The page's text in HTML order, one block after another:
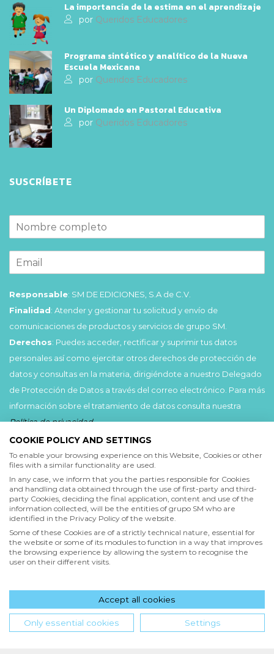
La importancia de la estima en el aprendizaje
por Queridos Educadores
Programa sintético y analítico de la Nueva
Escuela Mexicana
por Queridos Educadores
Un Diplomado en Pastoral Educativa
por Queridos Educadores
SUSCRÍBETE
Responsable: SM DE EDICIONES, S.A de C.V.
Finalidad: Atender y gestionar tu solicitud y envío de
comunicaciones de productos y servicios de grupo SM.
Derechos: Puedes acceder, rectificar y suprimir tus datos
personales así como ejercitar otros derechos de protección de
datos y consultas en la materia, dirigiéndote a nuestro Delegado
de Protección de Datos a través del correo electrónico. Para más
información sobre el tratamiento de datos consulta nuestra
Política de privacidad.
He leído y acepto lasCondiciones de uso
Política de privacidad
Acepto
Deseo recibir comunicaciones comerciales de grupo SM
Enviar
Hola! ¿en qué podemos ayudarte?
COOKIE POLICY AND SETTINGS
To enable your browsing experience on this Website, Cookies or other
files with a similar functionality are used.
In any case, we inform that you the parties responsible for Cookies
and handling data obtained through the use of first-party and third-
party Cookies, deciding the final application, content and use of the
information collected, will be the entities of grupo SM who are
identified in the Privacy Policy of the website.
Some of these Cookies are of a strictly technical nature, essential for
the website or some of its modules to function in a way that improves
the browsing experience by allowing the system to recognise the
user on their different visits.
Accept all cookies
Only essential cookies Settings